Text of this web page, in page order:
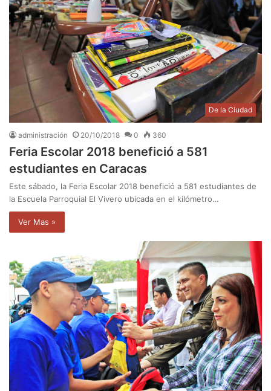
De la Ciudad
administración 20/10/2018 0 360
Feria Escolar 2018 benefició a 581
estudiantes en Caracas
Este sábado, la Feria Escolar 2018 benefició a 581 estudiantes de
la Escuela Parroquial El Vivero ubicada en el kilómetro…
Ver Mas »